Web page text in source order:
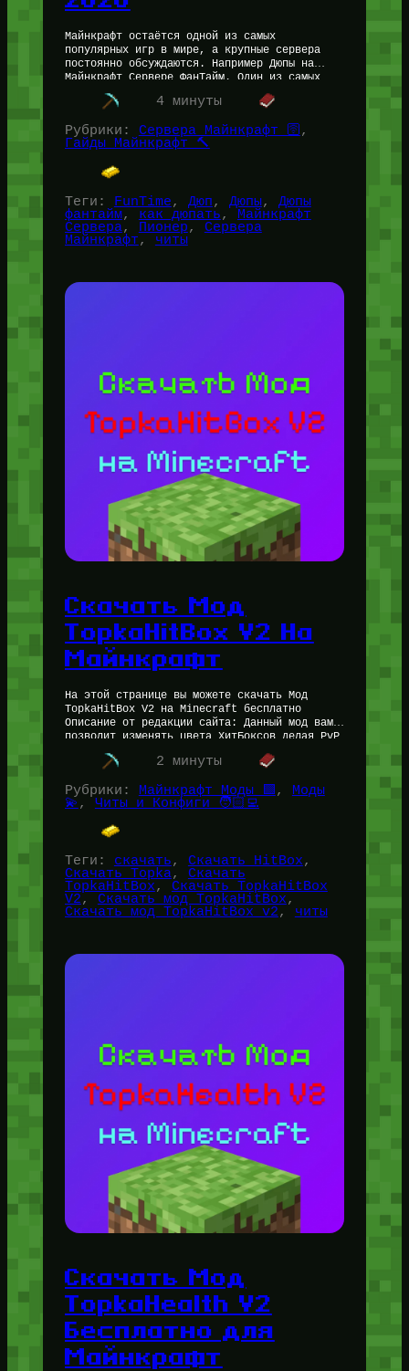
Майнкрафт остаётся одной из самых
популярных игр в мире, а крупные сервера
постоянно обсуждаются. Например Дюпы на
Майнкрафт Сервере ФанТайм. Один из самых
обсуждаемых вопросов среди игроков — дюпы
(dupe-баги).…
4 минуты
Рубрики: Сервера Майнкрафт 🛜
Гайды Майнкрафт 🔨
Теги: FunTime, Дюп, Дюпы, Дюпы
фантайм, как дюпать,
Майнкрафт
Сервера, Пионер, Сервера
Майнкрафт, читы
Скачать Мод
TopkaHitBox V2 На
Майнкрафт
На этой странице вы можете скачать Мод
TopkaHitBox V2 на Minecraft бесплатно
Описание от редакции сайта: Данный мод вам
позволит изменять цвета ХитБоксов делая PvP
красочнее и приятнее! Данный Мод…
2 минуты
Рубрики: Майнкрафт Моды 🟩 , Моды
💫 , Читы и Конфиги 🧑🏻‍💻
Теги: скачать, Скачать HitBox
Скачать Topka, Скачать
TopkaHitBox, Скачать TopkaHitBox
V2, Скачать мод TopkaHitBox
Скачать мод TopkaHitBox v2, читы
Скачать Мод
TopkaHealth V2
Бесплатно для
Майнкрафт